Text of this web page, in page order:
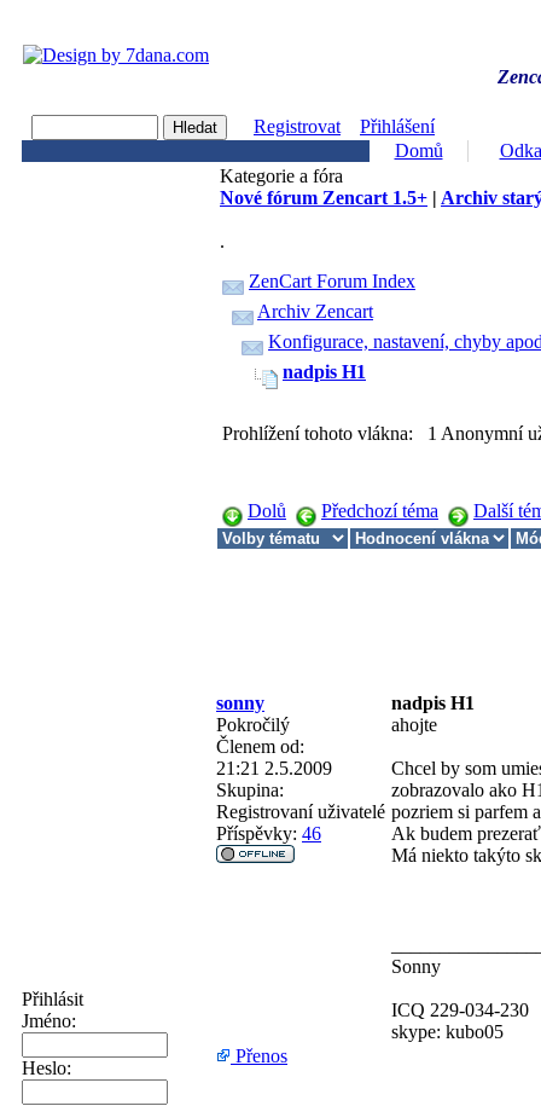
Registrovat
Přihlášení
Domů
Přihlásit
Jméno:
Heslo:
Kategorie a fóra
Nové fórum Zencart 1.5+ | Archiv
.
ZenCart Forum Index
Archiv Zencart
Konfigurace, nastavení, chyby
nadpis H1
Prohlížení tohoto vlákna: 1 Anonymní
Dolů Předchozí téma Další
sonny
nadpis H1
Pokročilý
Členem od:
21:21 2.5.2009
Skupina:
Registrovaní uživatelé
Příspěvky: 46
ahojte
Chcel by som
zobrazovalo ako
pozriem si parfem
Ak budem
Má niekto takýto
Sonny
ICQ 229-034-230
skype: kubo05
Přenos